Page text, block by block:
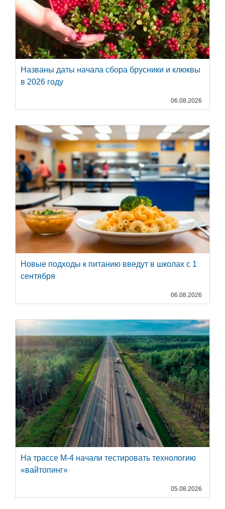
Названы даты начала сбора брусники и клюквы
в 2026 году
06.08.2026
Новые подходы к питанию введут в школах с 1
сентября
06.08.2026
На трассе М-4 начали тестировать технологию
«вайтопинг»
05.08.2026